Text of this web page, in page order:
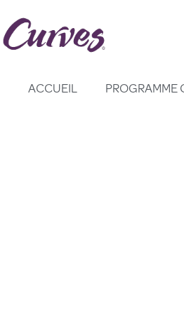
Aller
ACCUEIL PROGRAMME